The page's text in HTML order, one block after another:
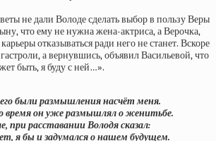
не дали Володе сделать выбор в пользу Веры
что ему не нужна жена-актриса, а Верочка,
отказываться ради него не станет. Вскоре
а вернувшись, объявил Васильевой, что
быть, я буду с ней…».
были размышления насчёт меня.
время он уже размышлял о женитьбе.
при расставании Володя сказал:
я бы и задумался о нашем будущем.